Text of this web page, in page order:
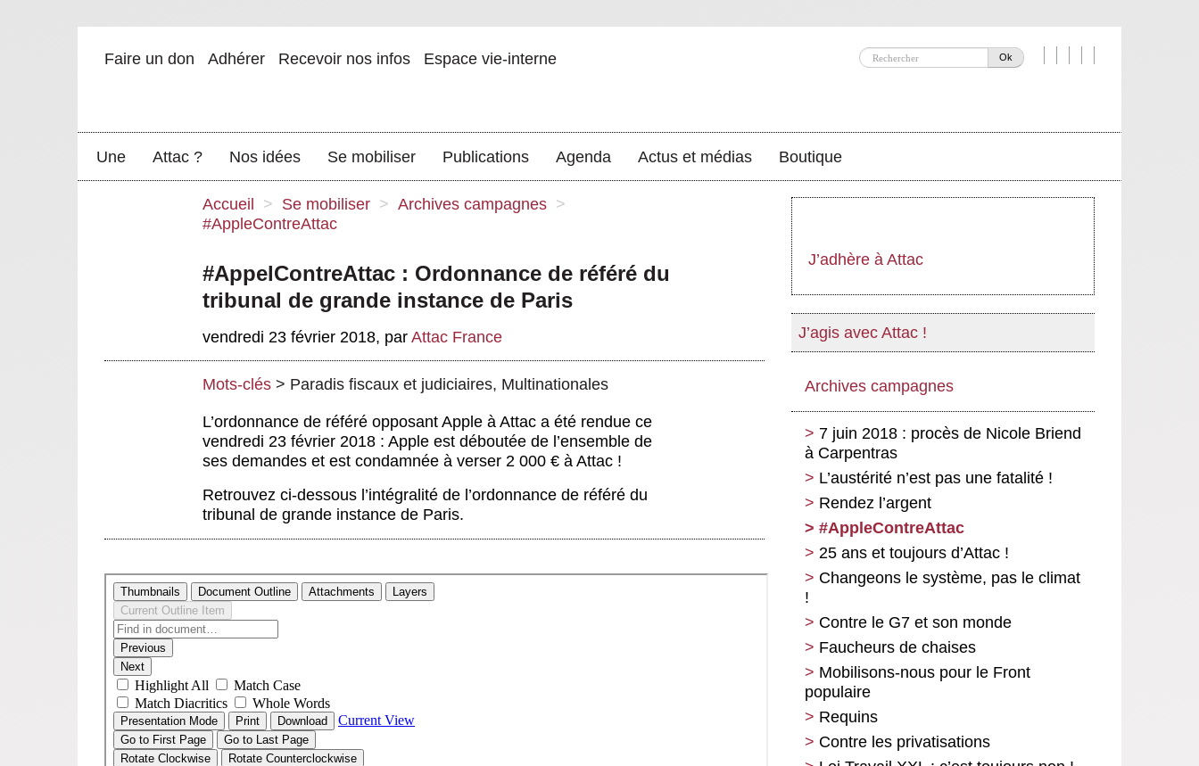
Ok
Faire un don Adhérer Recevoir nos infos Espace vie-interne
Une Attac ? Nos idées Se mobiliser Publications Agenda Actus et médias Boutique
Accueil > Se mobiliser > Archives campagnes >
#AppleContreAttac
#AppelContreAttac : Ordonnance de référé du
tribunal de grande instance de Paris
vendredi 23 février 2018, par Attac France
Mots-clés > Paradis fiscaux et judiciaires, Multinationales
L’ordonnance de référé opposant Apple à Attac a été rendue ce
vendredi 23 février 2018 : Apple est déboutée de l’ensemble de
ses demandes et est condamnée à verser 2 000 € à Attac !
Retrouvez ci-dessous l’intégralité de l’ordonnance de référé du
tribunal de grande instance de Paris.
J’adhère à Attac
J’agis avec Attac !
Archives campagnes
7 juin 2018 : procès de Nicole Briend
à Carpentras
L’austérité n’est pas une fatalité !
Rendez l’argent
#AppleContreAttac
25 ans et toujours d’Attac !
Changeons le système, pas le climat
!
Contre le G7 et son monde
Faucheurs de chaises
Mobilisons-nous pour le Front
populaire
Requins
Contre les privatisations